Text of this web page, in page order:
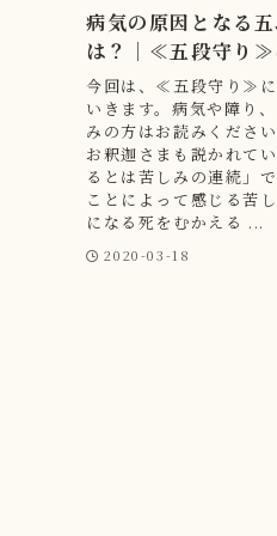
病気の原因となる
は？｜≪五段守り≫
今回は、≪五段守り≫に
いきます。病気や障り
みの方はお読みくださ
お釈迦さまも説かれて
るとは苦しみの連続」
ことによって感じる苦
になる死をむかえる ...
2020-03-18